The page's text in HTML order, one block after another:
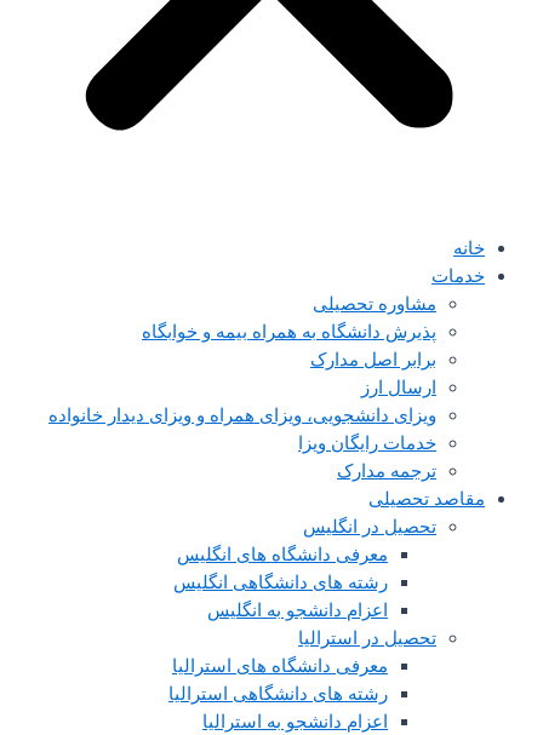
خانه
خدمات
مشاوره تحصیلی
پذیرش دانشگاه به همراه بیمه و خوابگاه
برابر اصل مدارک
ارسال ارز
ویزای دانشجویی، ویزای همراه و ویزای دیدار خانواده
خدمات رایگان ویزا
ترجمه مدارک
مقاصد تحصیلی
تحصیل در انگلیس
معرفی دانشگاه های انگلیس
رشته های دانشگاهی انگلیس
اعزام دانشجو به انگلیس
تحصیل در استرالیا
معرفی دانشگاه های استرالیا
رشته های دانشگاهی استرالیا
اعزام دانشجو به استرالیا